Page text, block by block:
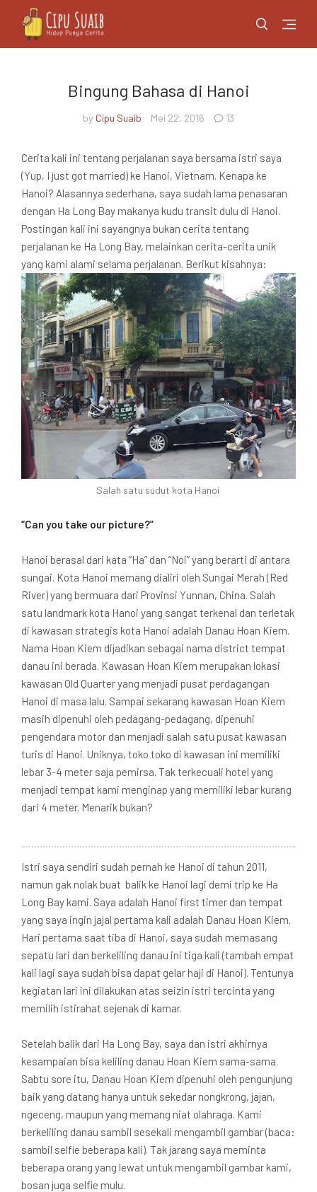
Bingung Bahasa di Hanoi
by Cipu Suaib Mei 22, 2016 13
Cerita kali ini tentang perjalanan saya bersama istri saya
(Yup, I just got married) ke Hanoi, Vietnam. Kenapa ke
Hanoi? Alasannya sederhana, saya sudah lama penasaran
dengan Ha Long Bay makanya kudu transit dulu di Hanoi.
Postingan kali ini sayangnya bukan cerita tentang
perjalanan ke Ha Long Bay, melainkan cerita-cerita unik
yang kami alami selama perjalanan. Berikut kisahnya:
Salah satu sudut kota Hanoi
“Can you take our picture?”
Hanoi berasal dari kata “Ha” dan “Noi” yang berarti di antara
sungai. Kota Hanoi memang dialiri oleh Sungai Merah (Red
River) yang bermuara dari Provinsi Yunnan, China. Salah
satu landmark kota Hanoi yang sangat terkenal dan terletak
di kawasan strategis kota Hanoi adalah Danau Hoan Kiem.
Nama Hoan Kiem dijadikan sebagai nama district tempat
danau ini berada. Kawasan Hoan Kiem merupakan lokasi
kawasan Old Quarter yang menjadi pusat perdagangan
Hanoi di masa lalu. Sampai sekarang kawasan Hoan Kiem
masih dipenuhi oleh pedagang-pedagang, dipenuhi
pengendara motor dan menjadi salah satu pusat kawasan
turis di Hanoi. Uniknya, toko toko di kawasan ini memiliki
lebar 3-4 meter saja pemirsa. Tak terkecuali hotel yang
menjadi tempat kami menginap yang memiliki lebar kurang
dari 4 meter. Menarik bukan?
Istri saya sendiri sudah pernah ke Hanoi di tahun 2011,
namun gak nolak buat balik ke Hanoi lagi demi trip ke Ha
Long Bay kami. Saya adalah Hanoi first timer dan tempat
yang saya ingin jajal pertama kali adalah Danau Hoan Kiem.
Hari pertama saat tiba di Hanoi, saya sudah memasang
sepatu lari dan berkeliling danau ini tiga kali (tambah empat
kali lagi saya sudah bisa dapat gelar haji di Hanoi). Tentunya
kegiatan lari ini dilakukan atas seizin istri tercinta yang
memilih istirahat sejenak di kamar.
Setelah balik dari Ha Long Bay, saya dan istri akhirnya
kesampaian bisa keliling danau Hoan Kiem sama-sama.
Sabtu sore itu, Danau Hoan Kiem dipenuhi oleh pengunjung
baik yang datang hanya untuk sekedar nongkrong, jajan,
ngeceng, maupun yang memang niat olahraga. Kami
berkeliling danau sambil sesekali mengambil gambar (baca:
sambil selfie beberapa kali). Tak jarang saya meminta
beberapa orang yang lewat untuk mengambil gambar kami,
bosan juga selfie mulu.